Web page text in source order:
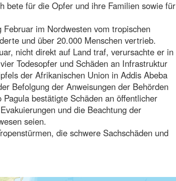
bete für die Opfer und ihre Familien sowie für
im Nordwesten vom tropischen
und über 20.000 Menschen vertrieb.
nicht direkt auf Land traf, verursachte er in
Todesopfer und Schäden an Infrastruktur
der Afrikanischen Union in Addis Abeba
Befolgung der Anweisungen der Behörden
bestätigte Schäden an öffentlicher
und die Beachtung der
seien.
die schwere Sachschäden und